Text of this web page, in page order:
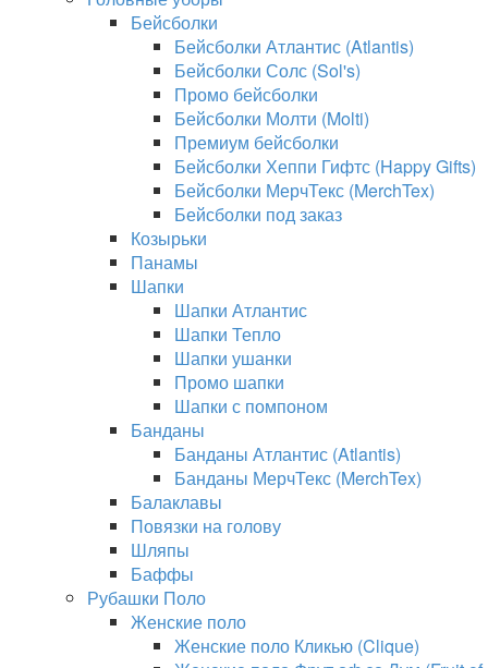
Бейсболки
Бейсболки Атлантис (Atlantis)
Бейсболки Солс (Sol's)
Промо бейсболки
Бейсболки Молти (Molti)
Премиум бейсболки
Бейсболки Хеппи Гифтс (Happy Gifts)
Бейсболки МерчТекс (MerchTex)
Бейсболки под заказ
Козырьки
Панамы
Шапки
Шапки Атлантис
Шапки Тепло
Шапки ушанки
Промо шапки
Шапки с помпоном
Банданы
Банданы Атлантис (Atlantis)
Банданы МерчТекс (MerchTex)
Балаклавы
Повязки на голову
Шляпы
Баффы
Рубашки Поло
Женские поло
Женские поло Кликью (Clique)